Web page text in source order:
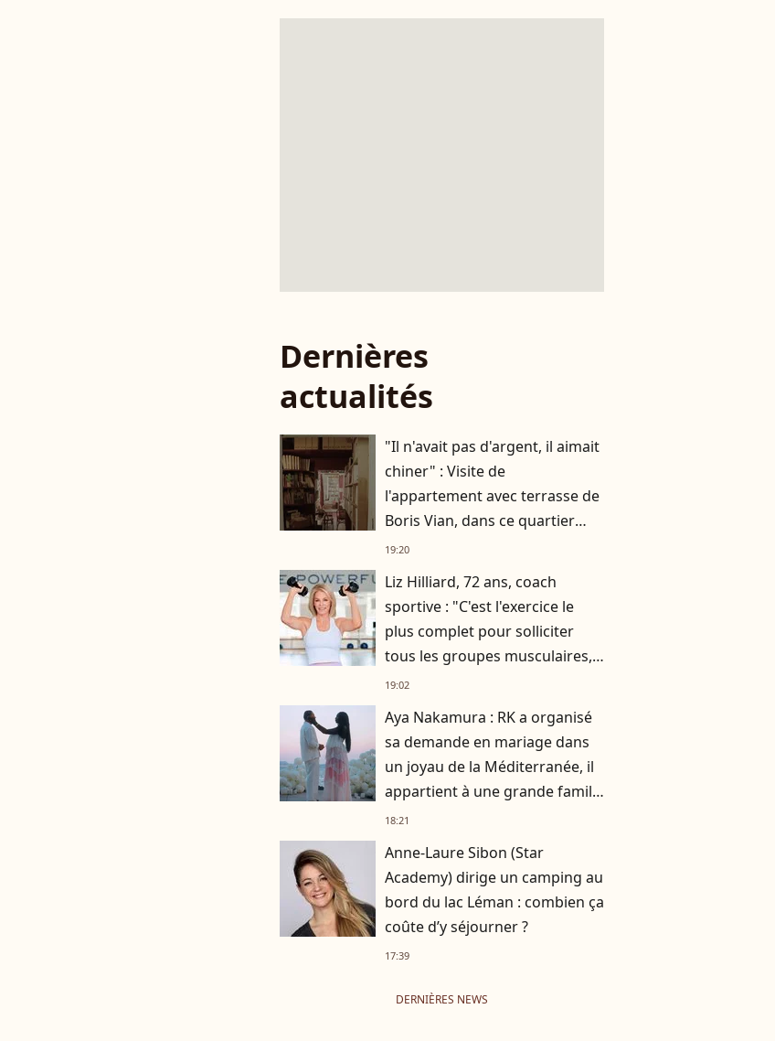
Dernières
actualités
"Il n'avait pas d'argent, il aimait
chiner" : Visite de
l'appartement avec terrasse de
Boris Vian, dans ce quartier
prisé de Paris
19:20
Liz Hilliard, 72 ans, coach
sportive : "C'est l'exercice le
plus complet pour solliciter
tous les groupes musculaires,
des jambes au buste."
19:02
Aya Nakamura : RK a organisé
sa demande en mariage dans
un joyau de la Méditerranée, il
appartient à une grande famille
française
18:21
Anne-Laure Sibon (Star
Academy) dirige un camping au
bord du lac Léman : combien ça
coûte d’y séjourner ?
17:39
DERNIÈRES NEWS